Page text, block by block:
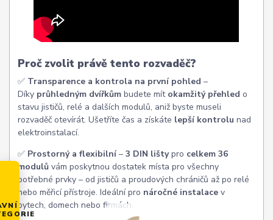
Proč zvolit právě tento rozvaděč?
✅ Transparence a kontrola na první pohled –
Díky průhledným dvířkům budete mít okamžitý přehled o
stavu jističů, relé a dalších modulů, aniž byste museli
rozvaděč otevírát. Ušetříte čas a získáte lepší kontrolu nad
elektroinstalací.
✅ Prostorný a flexibilní–3 DIN lištypro celkem 36
modulů vám poskytnou dostatek místa pro všechny
potřebné prvky – od jističů a proudových chráničů až po relé
nebo měřicí přístroje. Ideální pro náročné instalace v
bytech, domech nebo firmách.